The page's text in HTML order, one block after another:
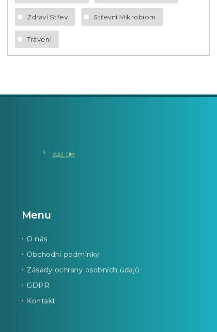
Zdraví Střev Střevní Mikrobiom
Trávení
Menu
O nás
Obchodní podmínky
Zásady ochrany osobních údajů
GDPR
Kontakt